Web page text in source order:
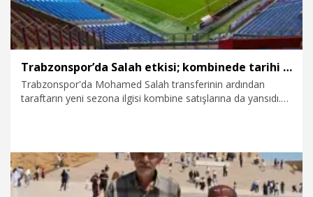
Trabzonspor’da Salah etkisi; kombinede tarihi rekor
Trabzonspor'da Mohamed Salah transferinin ardından
taraftarın yeni sezona ilgisi kombine satışlarına da yansıdı.